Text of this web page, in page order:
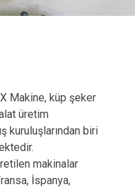
Makine, küp şeker
üretim
kuruluşlarından biri
makinalar
İspanya,